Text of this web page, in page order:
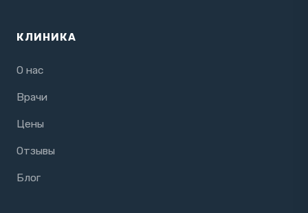
КЛИНИКА
О нас
Врачи
Цены
Отзывы
Блог